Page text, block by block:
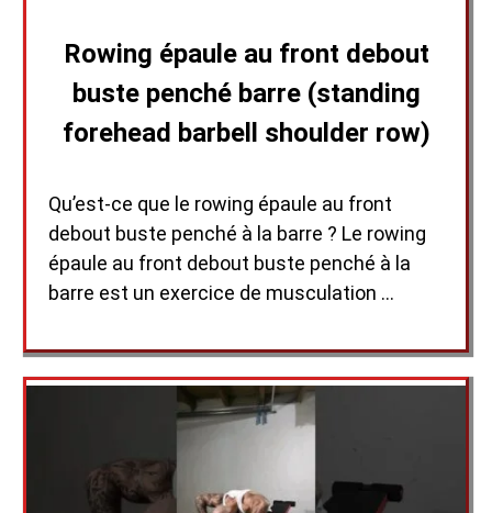
Rowing épaule au front debout
buste penché barre (standing
forehead barbell shoulder row)
Qu’est-ce que le rowing épaule au front
debout buste penché à la barre ? Le rowing
épaule au front debout buste penché à la
barre est un exercice de musculation …